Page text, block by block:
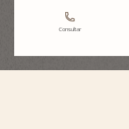
Consultar